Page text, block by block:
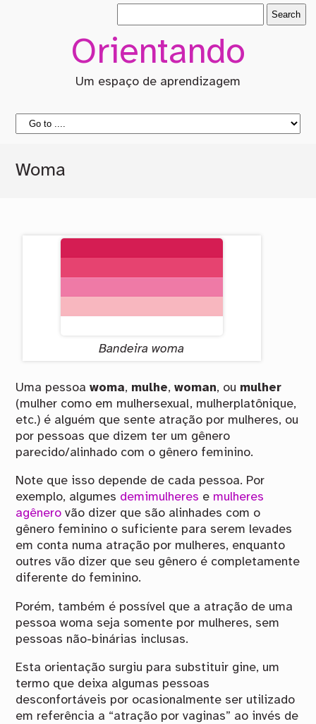
Orientando
Um espaço de aprendizagem
Woma
Bandeira woma
Uma pessoawoma, mulhe,woman, ou mulher
(mulher como em mulhersexual, mulherplatônique,
etc.) é alguém que sente atração por mulheres, ou
por pessoas que dizem ter um gênero
parecido/alinhado com o gênero feminino.
Note que isso depende de cada pessoa. Por
exemplo, algumes demimulheres e mulheres
agênero vão dizer que são alinhades com o
gênero feminino o suficiente para serem levades
em conta numa atração por mulheres, enquanto
outres vão dizer que seu gênero é completamente
diferente do feminino.
Porém, também é possível que a atração de uma
pessoa woma seja somente por mulheres, sem
pessoas não-binárias inclusas.
Esta orientação surgiu para substituir gine, um
termo que deixa algumas pessoas
desconfortáveis por ocasionalmente ser utilizado
em referência a “atração por vaginas” ao invés de